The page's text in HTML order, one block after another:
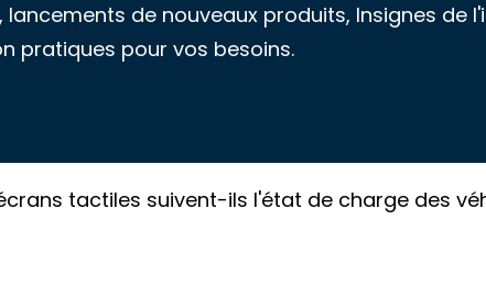
de nouveaux produits, Insignes de
pratiques pour vos besoins.
tactiles suivent-ils l'état de charge des